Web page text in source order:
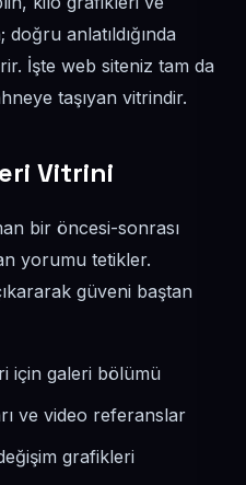
anlatıldığında
İşte web siteniz tam da
taşıyan vitrindir.
Vitrini
bir öncesi-sonrası
yorumu tetikler.
güveni baştan
için galeri bölümü
ve video referanslar
grafikleri